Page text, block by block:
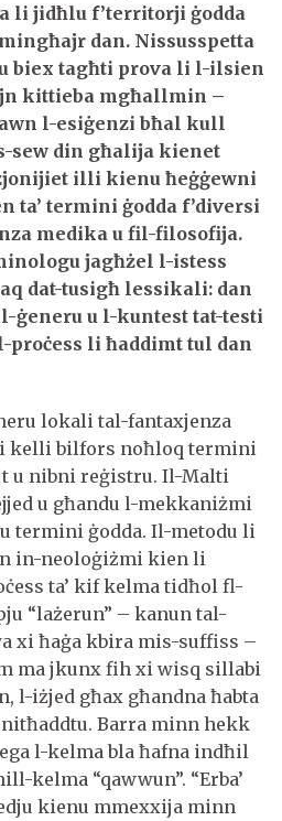
li jidħlu f’territorji ġodda
dan. Nissusspetta
biex tagħti prova li l-ilsien
kittieba mgħallmin –
l-esiġenzi bħal kull
sew din għalija kienet
illi kienu ħeġġewni
termini ġodda f’diversi
medika u fil-filosofija.
jagħżel l-istess
dat-tusigħ lessikali: dan
ġeneru u l-kuntest tat-testi
li ħaddimt tul dan
lokali tal-fantaxjenza
kelli bilfors noħloq termini
u nibni reġistru. Il-Malti
u għandu l-mekkaniżmi
termini ġodda. Il-metodu li
in-neoloġiżmi kien li
ta’ kif kelma tidħol fl-
“lażerun” – kanun tal-
xi ħaġa kbira mis-suffiss –
ma jkunx fih xi wisq sillabi
l-iżjed għax għandna ħabta
Barra minn hekk
l-kelma bla ħafna indħil
kelma “qawwun”. “Erba’
kienu mmexxija minn